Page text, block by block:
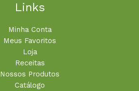
Links
Minha Conta
Meus Favoritos
Loja
Receitas
Nossos Produtos
Catálogo